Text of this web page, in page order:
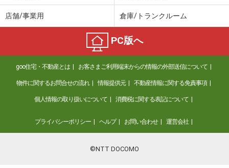
店舗/事業用 倉庫/トランクルーム
PC版へ
goo住宅・不動産とは お客さまご利用端末からの情報の外部送信について
物件に関するお問合せの流れ 情報提供元 不動産情報に関する免責事項
個人情報の取り扱いについて 消費税に関する表記について
プライバシーポリシー ヘルプ お問い合わせ 運営会社
©NTT DOCOMO